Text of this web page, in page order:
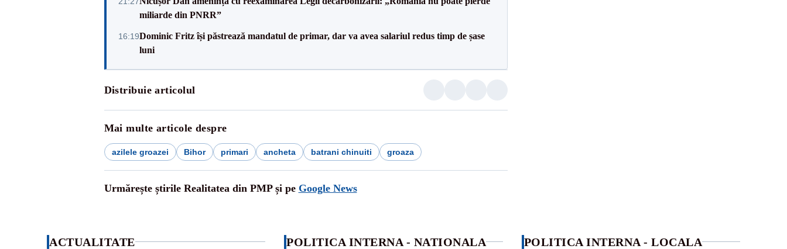
miliarde din PNRR”
16:19Dominic Fritz își păstrează mandatul de primar, dar va avea salariul redus timp de șase
luni
Distribuie articolul
Mai multe articole despre
azilele groazei Bihor primari ancheta batrani chinuiti groaza
Urmărește știrile Realitatea din PMP și pe Google News
ACTUALITATE POLITICA INTERNA - NATIONALA POLITICA INTERNA - LOCALA